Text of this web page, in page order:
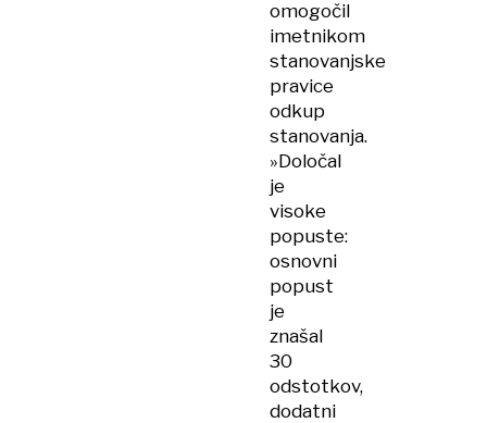
omogočil
imetnikom
stanovanjske
pravice
odkup
stanovanja.
»Določal
je
visoke
popuste:
osnovni
popust
je
znašal
30
odstotkov,
dodatni